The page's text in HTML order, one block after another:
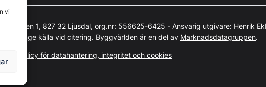
vi
1, 827 32 Ljusdal, org.nr: 556625-6425 - Ansvarig utgivare: Henrik
Ange källa vid citering. Byggvärlden är en del av Marknadsdatagruppen.
Policy för datahantering, integritet och cookies